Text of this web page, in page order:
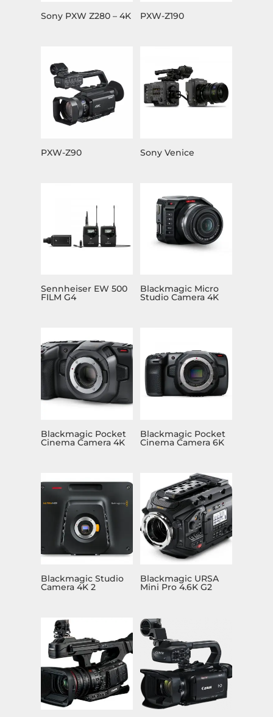
Sony PXW Z280 – 4K PXW-Z190
PXW-Z90 Sony Venice
Sennheiser EW 500
FILM G4
Blackmagic Micro
Studio Camera 4K
Blackmagic Pocket
Cinema Camera 4K
Blackmagic Pocket
Cinema Camera 6K
Blackmagic Studio
Camera 4K 2
Blackmagic URSA
Mini Pro 4.6K G2